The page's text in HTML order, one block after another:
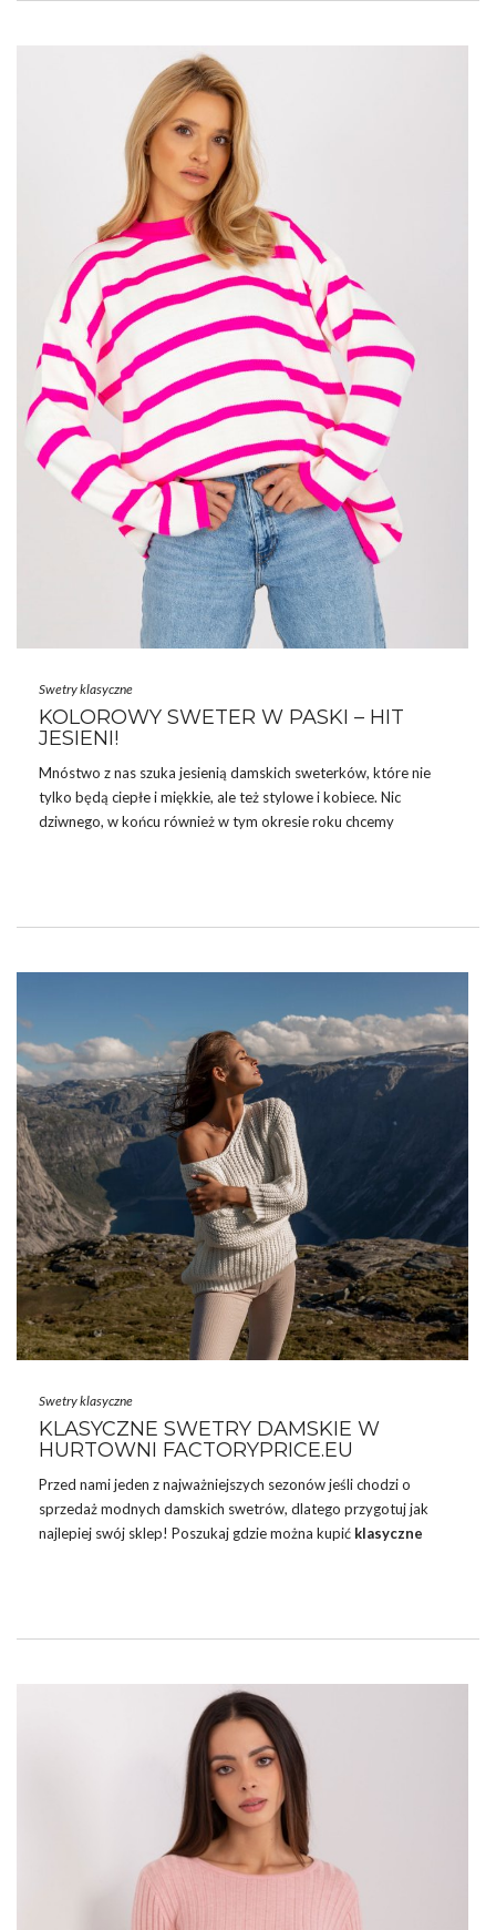
lub wybierasz do wyjątkowo wytwornego miejsca? Wtedy
postaw na maxi eleganckiesukienki
empire, z prostym luźno puszczonym dołem. …
Swetry klasyczne
KOLOROWY SWETER W PASKI – HIT
JESIENI!
Mnóstwo z nas szuka jesienią damskich sweterków, które nie
tylko będą ciepłe i miękkie, ale też stylowe i kobiece. Nic
dziwnego, w końcu również w tym okresie roku chcemy
trendów – przekonaj się sama dlaczego. Połączenie żywych lub
Swetry klasyczne
KLASYCZNE SWETRY DAMSKIE W
HURTOWNI FACTORYPRICE.EU
Przed nami jeden z najważniejszych sezonów jeśli chodzi o
sprzedaż modnych damskich swetrów, dlatego przygotuj jak
najlepiej swój sklep! Poszukaj gdzie można kupić klasyczne
SEZON DLA MODNYCH DAMSKICH
Nie jest tajemnicą, że jesień w branży odzieżowej to przede
wszystkim modne damskie swetry! To właśnie na nich opiera się
największa sprzedaż wielu butików odzieżowych, ponieważ
paniom zwykle trudno sobie odmówić kolejnego milutkiego